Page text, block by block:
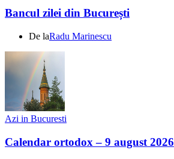
Bancul zilei din București
De laRadu Marinescu
Azi in Bucuresti
Calendar ortodox – 9 august 2026